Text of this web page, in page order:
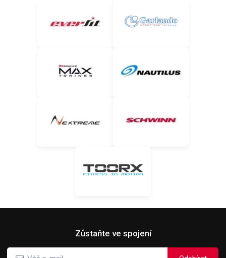
Zůstaňte ve spojení